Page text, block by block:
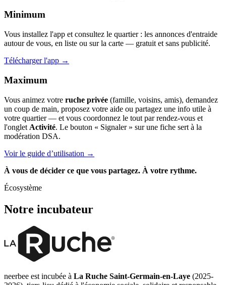
Minimum
Vous installez l'app et consultez le quartier : les annonces d'entraide
autour de vous, en liste ou sur la carte — gratuit et sans publicité.
Télécharger l'app →
Maximum
Vous animez votre ruche privée (famille, voisins, amis), demandez
un coup de main, proposez votre aide ou partagez une info utile à
votre quartier — et vous coordonnez le tout par rendez-vous et
l'onglet Activité. Le bouton « Signaler » sur une fiche sert à la
modération DSA.
Voir le guide d’utilisation →
À vous de décider ce que vous partagez. À votre rythme.
Écosystème
Notre incubateur
neerbee est incubée à La Ruche Saint-Germain-en-Laye (2025-